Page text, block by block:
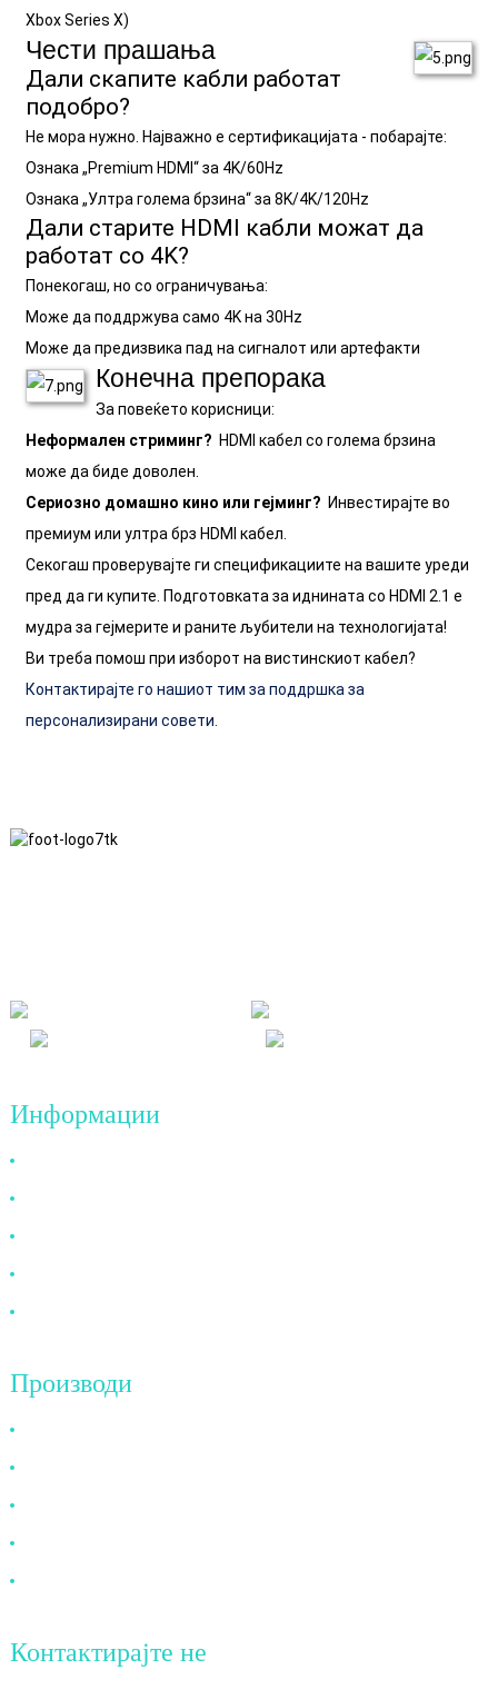
Xbox Series X)
Чести прашања
Дали скапите кабли работат
подобро?
Не мора нужно. Најважно е сертификацијата - побарајте:
Ознака „Premium HDMI“ за 4K/60Hz
Ознака „Ултра голема брзина“ за 8K/4K/120Hz
Дали старите HDMI кабли можат да
работат со 4K?
Понекогаш, но со ограничувања:
Може да поддржува само 4K на 30Hz
Може да предизвика пад на сигналот или артефакти
Конечна препорака
За повеќето корисници:
Неформален стриминг? HDMI кабел со голема брзина
може да биде доволен.
Сериозно домашно кино или гејминг? Инвестирајте во
премиум или ултра брз HDMI кабел.
Секогаш проверувајте ги спецификациите на вашите уреди
пред да ги купите. Подготовката за иднината со HDMI 2.1 е
мудра за гејмерите и раните љубители на технологијата!
Ви треба помош при изборот на вистинскиот кабел?
Контактирајте го нашиот тим за поддршка за
персонализирани совети.
Информации
Производи
Контактирајте не